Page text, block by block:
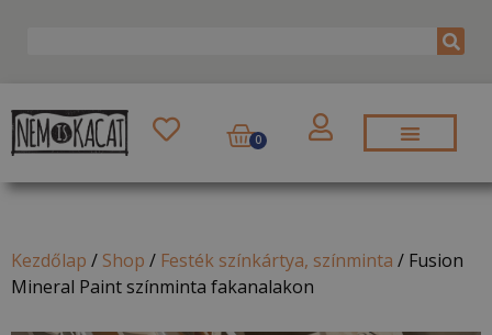
0
Kezdőlap / Shop / Festék színkártya, színminta / Fusion
Mineral Paint színminta fakanalakon